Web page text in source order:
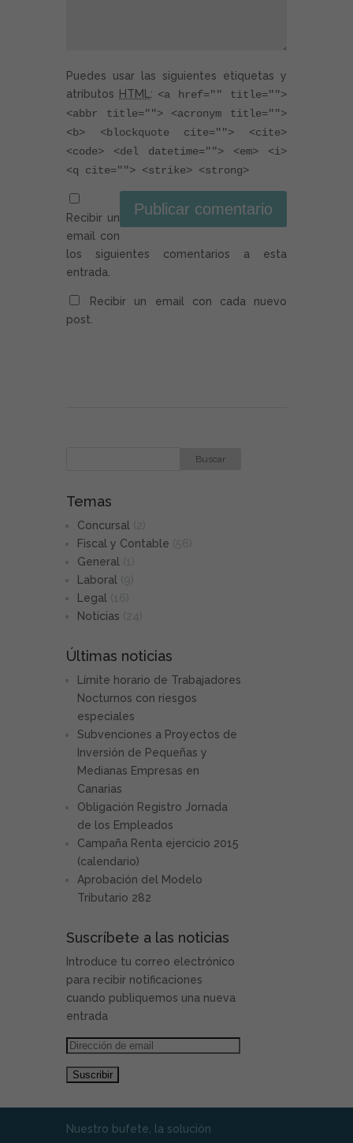
Puedes usar las siguientes etiquetas y
atributos HTML : <a href="" title="">
<abbr title=""> <acronym title="">
<b> <blockquote cite=""> <cite>
<code> <del datetime=""> <em> <i>
<q cite=""> <strike> <strong>
Recibir un
email con
los siguientes comentarios a esta
entrada.
Recibir un email con cada nuevo
post.
Temas
Concursal
(2)
Fiscal y Contable (56)
General
(1)
Laboral
(9)
Legal
(16)
Noticias (24)
Últimas noticias
Límite horario de Trabajadores
Nocturnos con riesgos
especiales
Subvenciones a Proyectos de
Inversión de Pequeñas y
Medianas Empresas en
Canarias
Obligación Registro Jornada
de los Empleados
Campaña Renta ejercicio 2015
(calendario)
Aprobación del Modelo
Tributario 282
Suscríbete a las noticias
Introduce tu correo electrónico
para recibir notificaciones
cuando publiquemos una nueva
entrada
Dirección
email
Nuestro bufete, la solución